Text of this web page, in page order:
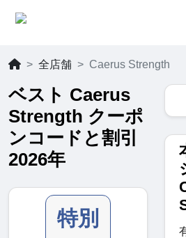
全店舗 Caerus Strength
ベスト Caerus
Strength クーポ
ンコードと割引
2026年
特別